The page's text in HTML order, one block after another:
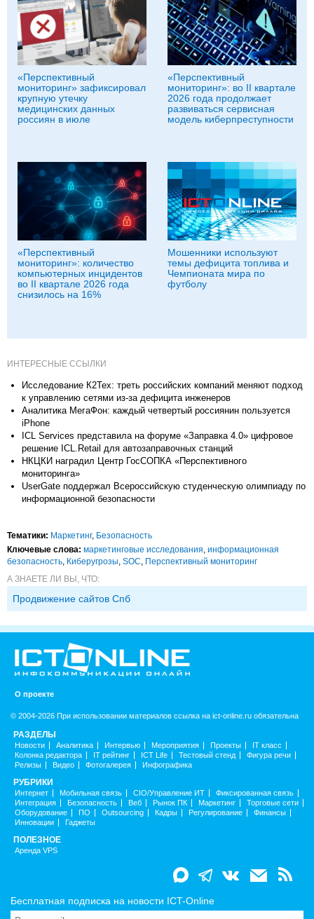
«Перспективный
мониторинг» зафиксировал
крупную утечку
медицинских данных
россиян в июле
«Перспективный
мониторинг»: во II квартале
2026 года продолжает
развиваться сервисная
модель киберпреступности
«Перспективный
мониторинг»: количество
компьютерных инцидентов
во II квартале 2026 года
снизилось на 16%
Мошенники используют
темы дефицита топлива и
Чемпионата мира по
футболу
ИНТЕРЕСНЫЕ ССЫЛКИ
Исследование К2Тех: треть российских компаний меняют подход
к управлению сетями из-за дефицита инженеров
Аналитика МегаФон: каждый четвертый россиянин пользуется
iPhone
ICL Services представила на форуме «Заправка 4.0» цифровое
решение ICL.Retail для автозаправочных станций
НКЦКИ наградил Центр ГосСОПКА «Перспективного
мониторинга»
UserGate поддержал Всероссийскую студенческую олимпиаду по
информационной безопасности
Тематики: Маркетинг, Безопасность
Ключевые слова: маркетинговые исследования, информационная
безопасность, Киберугрозы, SOC, Перспективный мониторинг
А ЗНАЕТЕ ЛИ ВЫ, ЧТО:
Продвижение сайтов Спб
О проекте
© 2004-2026 При использовании материалов ссылка на ict-online.ru обязательна
РАЗДЕЛЫ
Новости Аналитика Интервью Мероприятия Проекты
IT класс
Колонка редактора
IT рейтинг ICT Life Тестовый стенд
Фигура речи
Релизы
Видео Фотогалерея Инфографика
РУБРИКИ
Интернет Мобильная связь CIO/Управление ИТ
Фиксированная связь
Интеграция
Безопасность Веб Рынок ПК Маркетинг
Торговые сети
Оборудование
ПО Outsourcing Кадры Регулирование
Финансы
Инновации
Гаджеты
ПОЛЕЗНОЕ
Аренда VPS
Бесплатная подписка на новости ICT-Online